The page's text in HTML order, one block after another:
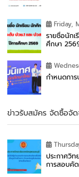
Friday,
รายชื่อนัก
ศึกษา
กำหนดกา
ข่าวรับสมัคร จัดซื้อจั
ประกาศวิ
การสอบคั